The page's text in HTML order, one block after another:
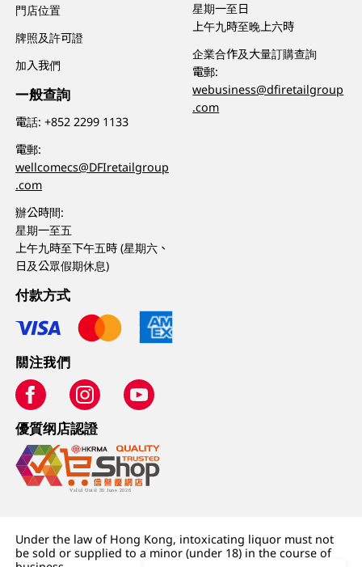
門店位置
牌照及許可證
加入我們
一般查詢
電話:+852 2299 1133
電郵:
wellcomecs@DFIretailgroup
.com
辦公時間:
星期一至五
上午九時至下午五時 (星期六、
日及公眾假期休息)
星期一至日
上午九時至晚上六時
企業合作及大量訂購查詢
電郵:
webusiness@dfiretailgroup
.com
付款方式
關注我們
優質纲店認證
Under the law of Hong Kong, intoxicating liquor must not
be sold or supplied to a minor (under 18) in the course of